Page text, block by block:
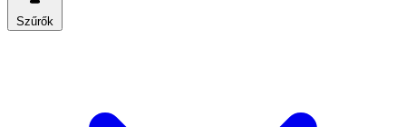
Szűrők